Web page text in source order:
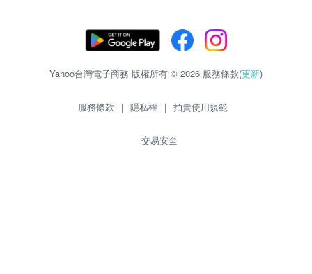
Yahoo台灣電子商務 版權所有 © 2026 服務條款(更新)
服務條款 | 隱私權 | 拍賣使用規範
交易安全